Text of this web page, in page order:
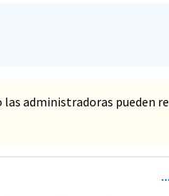
administradoras pueden re